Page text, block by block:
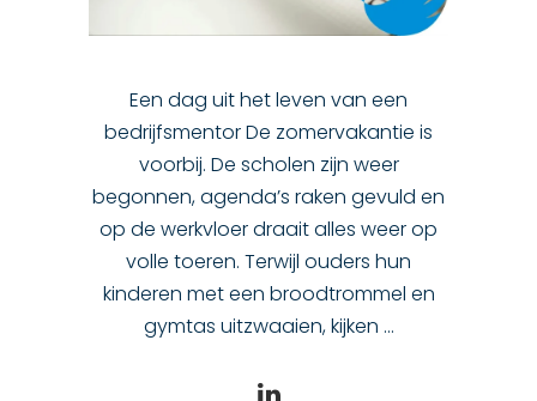
Een dag uit het leven van een
bedrijfsmentor De zomervakantie is
voorbij. De scholen zijn weer
begonnen, agenda’s raken gevuld en
op de werkvloer draait alles weer op
volle toeren. Terwijl ouders hun
kinderen met een broodtrommel en
gymtas uitzwaaien, kijken